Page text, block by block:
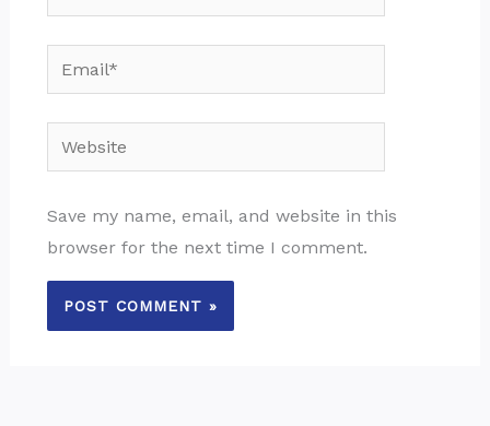
Email*
Website
Save my name, email, and website in this
browser for the next time I comment.